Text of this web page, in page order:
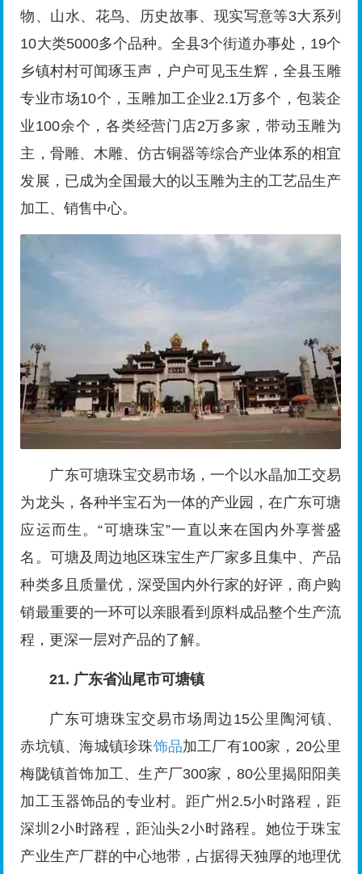
物、山水、花鸟、历史故事、现实写意等3大系列
10大类5000多个品种。全县3个街道办事处，19个
乡镇村村可闻琢玉声，户户可见玉生辉，全县玉雕
专业市场10个，玉雕加工企业2.1万多个，包装企
业100余个，各类经营门店2万多家，带动玉雕为
主，骨雕、木雕、仿古铜器等综合产业体系的相宜
发展，已成为全国最大的以玉雕为主的工艺品生产
加工、销售中心。
广东可塘珠宝交易市场，一个以水晶加工交易
为龙头，各种半宝石为一体的产业园，在广东可塘
应运而生。“可塘珠宝”一直以来在国内外享誉盛
名。可塘及周边地区珠宝生产厂家多且集中、产品
种类多且质量优，深受国内外行家的好评，商户购
销最重要的一环可以亲眼看到原料成品整个生产流
程，更深一层对产品的了解。
21. 广东省汕尾市可塘镇
广东可塘珠宝交易市场周边15公里陶河镇、
赤坑镇、海城镇珍珠饰品加工厂有100家，20公里
梅陇镇首饰加工、生产厂300家，80公里揭阳阳美
加工玉器饰品的专业村。距广州2.5小时路程，距
深圳2小时路程，距汕头2小时路程。她位于珠宝
产业生产厂群的中心地带，占据得天独厚的地理优